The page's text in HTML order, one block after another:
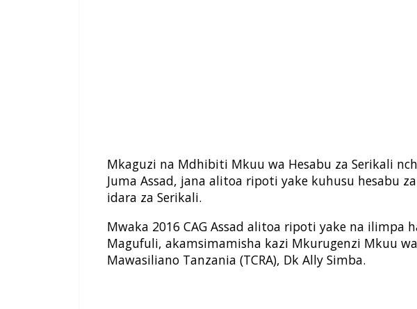
Mkaguzi na Mdhibiti Mkuu wa Hesabu za Serikali
Juma Assad, jana alitoa ripoti yake kuhusu hesabu
idara za Serikali.
Mwaka 2016 CAG Assad alitoa ripoti yake na ilimpa
Magufuli, akamsimamisha kazi Mkurugenzi Mkuu
Mawasiliano Tanzania (TCRA), Dk Ally Simba.